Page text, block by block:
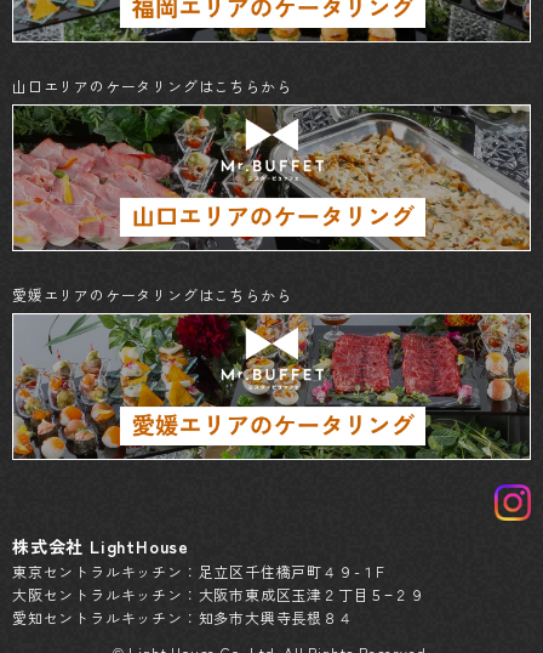
山口エリアのケータリングはこちらから
愛媛エリアのケータリングはこちらから
株式会社 LightHouse
東京セントラルキッチン：足立区千住橋戸町４９-１F
大阪セントラルキッチン：大阪市東成区玉津２丁目５−２９
愛知セントラルキッチン：知多市大興寺長根８４